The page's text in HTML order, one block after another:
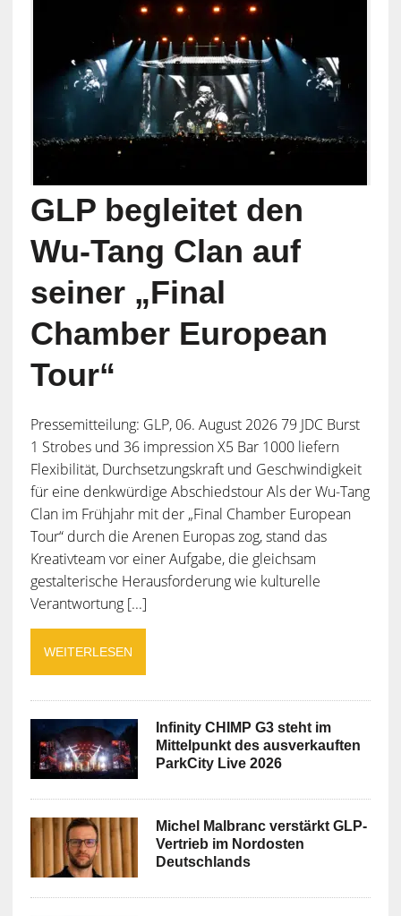
GLP begleitet den
Wu-Tang Clan auf
seiner „Final
Chamber European
Tour“
Pressemitteilung: GLP, 06. August 2026 79 JDC Burst
1 Strobes und 36 impression X5 Bar 1000 liefern
Flexibilität, Durchsetzungskraft und Geschwindigkeit
für eine denkwürdige Abschiedstour Als der Wu-Tang
Clan im Frühjahr mit der „Final Chamber European
Tour“ durch die Arenen Europas zog, stand das
Kreativteam vor einer Aufgabe, die gleichsam
gestalterische Herausforderung wie kulturelle
Verantwortung [...]
WEITERLESEN
Infinity CHIMP G3 steht im
Mittelpunkt des ausverkauften
ParkCity Live 2026
Michel Malbranc verstärkt GLP-
Vertrieb im Nordosten
Deutschlands